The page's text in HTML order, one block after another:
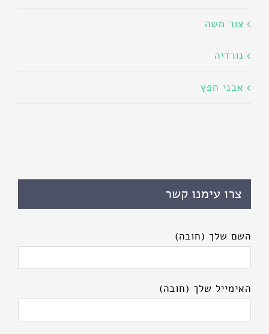
צרו עימנו קשר
השם שלך (חובה)
האימייל שלך (חובה)
צור משה
נורדיה
אבני חפץ